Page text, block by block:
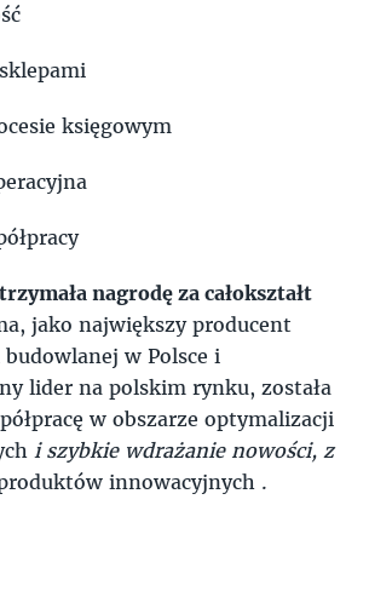
księgowym
nagrodę za całokształt
jako największy producent
w Polsce i
lider na polskim rynku, została
w obszarze optymalizacji
i szybkie wdrażanie nowości, z
innowacyjnych .